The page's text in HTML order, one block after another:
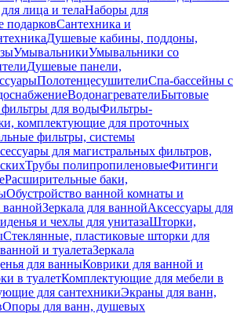
лица и телаНаборы для
подарковСантехника и
Душевые кабины, поддоны,
УмывальникиУмывальники со
Душевые панели,
ПолотенцесушителиСпа-бассейны с
ВодонагревателиБытовые
для водыФильтры-
комплектующие для проточных
фильтры, системы
для магистральных фильтров,
Трубы полипропиленовыеФитинги
Расширительные баки,
Обустройство ванной комнаты и
ваннойЗеркала для ваннойАксессуары для
и чехлы для унитазаШторки,
Стеклянные, пластиковые шторки для
и туалетаЗеркала
для ванныКоврики для ванной и
в туалетКомплектующие для мебели в
для сантехникиЭкраны для ванн,
Опоры для ванн, душевых